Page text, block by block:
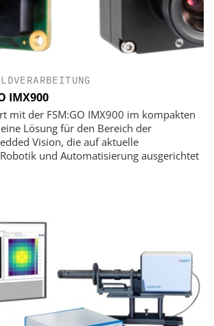
IMX900
mit der FSM:GO IMX900 im kompakten
Lösung für den Bereich der
Vision, die auf aktuelle
und Automatisierung ausgerichtet